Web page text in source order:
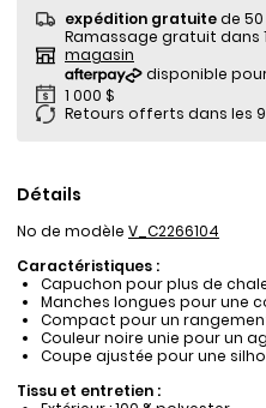
expédition gratuitede 50
Ramassage gratuit dans
magasin
Retours offerts dans les
Détails
No de modèle V_C2266104
Caractéristiques :
Capuchon pour plus de
Manches longues pour une
Compact pour un
Couleur noire unie pour un
Coupe ajustée pour une
Tissu et entretien :